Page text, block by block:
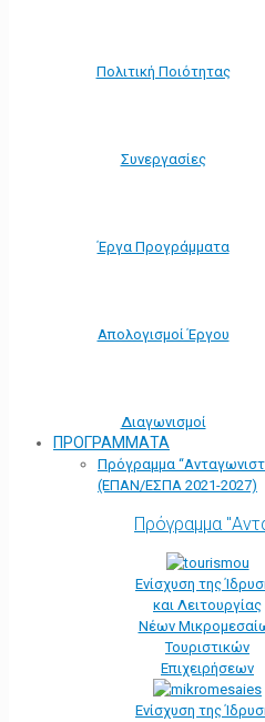
Πολιτική Ποιότητας
Συνεργασίες
Έργα Προγράμματα
Απολογισμοί Έργου
Διαγωνισμοί
ΠΡΟΓΡΑΜΜΑΤΑ
Πρόγραμμα
(ΕΠΑΝ/ΕΣΠΑ 2021-2027)
Πρόγραμμα
Ενίσχυση της
και Λειτουργίας
Νέων
Τουριστικών
Επιχειρήσεων
Ενίσχυση της